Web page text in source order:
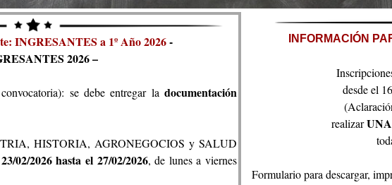
INFORMACIÓN
desde el
realizar
Formulario para descargar,
INGRESANTES a 1º Año 2026-
2026 –
se debe entregar la documentación
HISTORIA, AGRONEGOCIOS y SALUD
23/02/2026 hasta el 27/02/2026, de lunes a viernes